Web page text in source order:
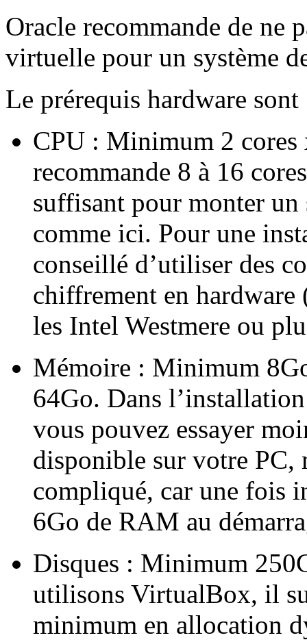
Oracle recommande de ne
virtuelle pour un système
Le prérequis hardware sont
CPU : Minimum 2
recommande 8 à 16
suffisant pour monter
comme ici. Pour une
conseillé d’utiliser des
chiffrement en
les Intel Westmere ou
Mémoire : Minimum
64Go. Dans
vous pouvez essayer
disponible sur votre PC,
compliqué, car une fois
6Go de RAM au
Disques : Minimum
utilisons VirtualBox, il
minimum en allocation